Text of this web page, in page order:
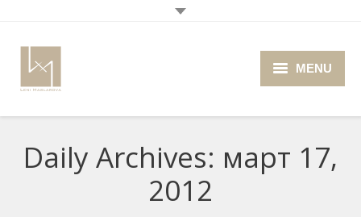
MENU
Home
About me
Portfolio
Daily Archives: март 17,
2012